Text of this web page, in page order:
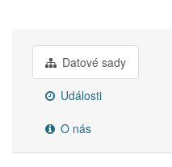
Datové sady
Události
O nás